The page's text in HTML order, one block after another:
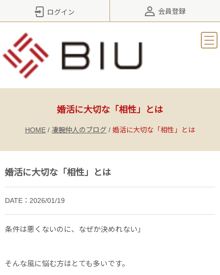
ログイン 会員登録
婚活に大切な「相性」とは
HOME / 凄腕仲人のブログ / 婚活に大切な「相性」とは
婚活に大切な「相性」とは
DATE：2026/01/19
条件は悪くないのに、なぜか決めれない」
そんな風に悩む方はとても多いです。